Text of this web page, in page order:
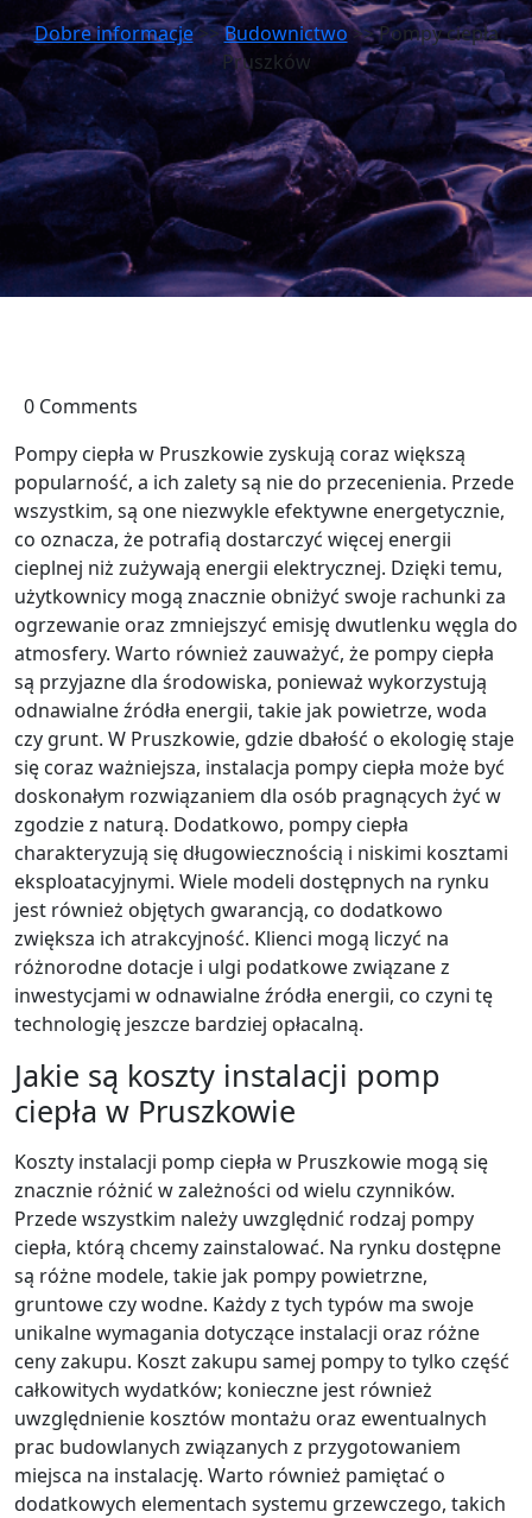
Dobre informacje>>Budownictwo>> Pompy ciepła
Pruszków
0 Comments
Pompy ciepła w Pruszkowie zyskują coraz większą
popularność, a ich zalety są nie do przecenienia. Przede
wszystkim, są one niezwykle efektywne energetycznie,
co oznacza, że potrafią dostarczyć więcej energii
cieplnej niż zużywają energii elektrycznej. Dzięki temu,
użytkownicy mogą znacznie obniżyć swoje rachunki za
ogrzewanie oraz zmniejszyć emisję dwutlenku węgla do
atmosfery. Warto również zauważyć, że pompy ciepła
są przyjazne dla środowiska, ponieważ wykorzystują
odnawialne źródła energii, takie jak powietrze, woda
czy grunt. W Pruszkowie, gdzie dbałość o ekologię staje
się coraz ważniejsza, instalacja pompy ciepła może być
doskonałym rozwiązaniem dla osób pragnących żyć w
zgodzie z naturą. Dodatkowo, pompy ciepła
charakteryzują się długowiecznością i niskimi kosztami
eksploatacyjnymi. Wiele modeli dostępnych na rynku
jest również objętych gwarancją, co dodatkowo
zwiększa ich atrakcyjność. Klienci mogą liczyć na
różnorodne dotacje i ulgi podatkowe związane z
inwestycjami w odnawialne źródła energii, co czyni tę
technologię jeszcze bardziej opłacalną.
Jakie są koszty instalacji pomp
ciepła w Pruszkowie
Koszty instalacji pomp ciepła w Pruszkowie mogą się
znacznie różnić w zależności od wielu czynników.
Przede wszystkim należy uwzględnić rodzaj pompy
ciepła, którą chcemy zainstalować. Na rynku dostępne
są różne modele, takie jak pompy powietrzne,
gruntowe czy wodne. Każdy z tych typów ma swoje
unikalne wymagania dotyczące instalacji oraz różne
ceny zakupu. Koszt zakupu samej pompy to tylko część
całkowitych wydatków; konieczne jest również
uwzględnienie kosztów montażu oraz ewentualnych
prac budowlanych związanych z przygotowaniem
miejsca na instalację. Warto również pamiętać o
dodatkowych elementach systemu grzewczego, takich